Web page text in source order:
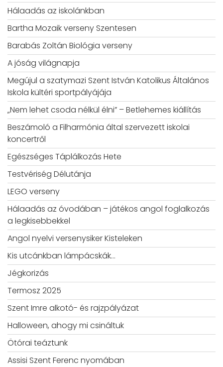
Hálaadás az iskolánkban
Bartha Mozaik verseny Szentesen
Barabás Zoltán Biológia verseny
A jóság világnapja
Megújul a szatymazi Szent István Katolikus Általános
Iskola kültéri sportpályájája
„Nem lehet csoda nélkül élni” – Betlehemes kiállítás
Beszámoló a Filharmónia által szervezett iskolai
koncertről
Egészséges Táplálkozás Hete
Testvériség Délutánja
LEGO verseny
Hálaadás az óvodában – játékos angol foglalkozás
a legkisebbekkel
Angol nyelvi versenysiker Kisteleken
Kis utcánkban lámpácskák…
Jégkorizás
Termosz 2025
Szent Imre alkotó- és rajzpályázat
Halloween, ahogy mi csináltuk
Ötórai teáztunk
Assisi Szent Ferenc nyomában